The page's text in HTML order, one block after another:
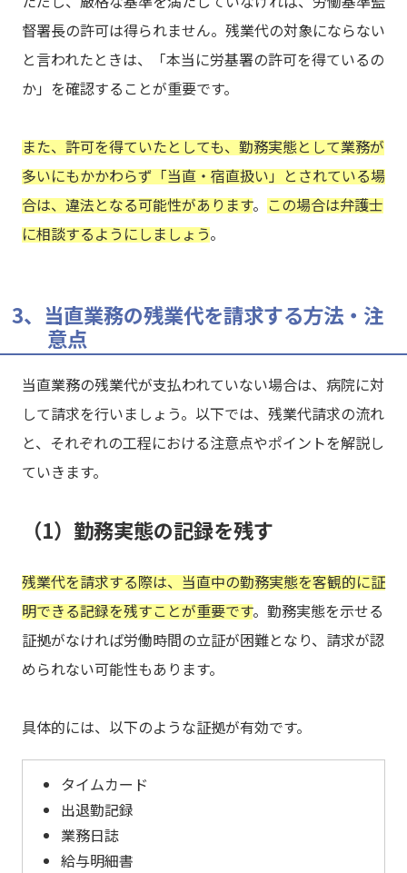
督署長の許可は得られません。残業代の対象にならない
と言われたときは、「本当に労基署の許可を得ているの
か」を確認することが重要です。
また、許可を得ていたとしても、勤務実態として業務が
多いにもかかわらず「当直・宿直扱い」とされている場
合は、違法となる可能性があります。 この場合は弁護士
に相談するようにしましょう。
3、当直業務の残業代を請求する方法・注
意点
当直業務の残業代が支払われていない場合は、病院に対
して請求を行いましょう。以下では、残業代請求の流れ
と、それぞれの工程における注意点やポイントを解説し
ていきます。
（1）勤務実態の記録を残す
残業代を請求する際は、当直中の勤務実態を客観的に証
明できる記録を残すことが重要です。勤務実態を示せる
証拠がなければ労働時間の立証が困難となり、請求が認
められない可能性もあります。
具体的には、以下のような証拠が有効です。
タイムカード
出退勤記録
業務日誌
給与明細書